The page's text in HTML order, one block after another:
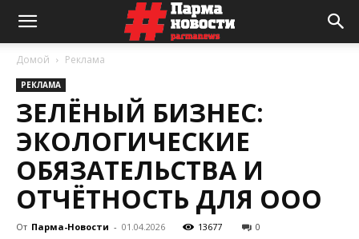
Домой Реклама
РЕКЛАМА
ЗЕЛЁНЫЙ БИЗНЕС:
ЭКОЛОГИЧЕСКИЕ
ОБЯЗАТЕЛЬСТВА И
ОТЧЁТНОСТЬ ДЛЯ ООО
От Парма-Новости - 01.04.2026 13677 0